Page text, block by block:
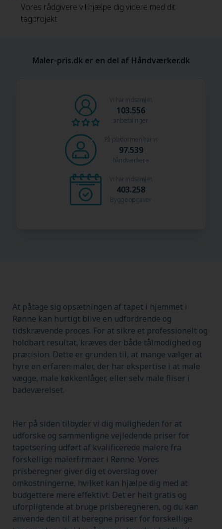
Vores rådgivere vil hjælpe dig videre med dit
tagprojekt
Maler-pris.dk er en del af Håndværker.dk
Vi har indsamlet
103.556
anbefalinger
På platformen har vi
97.539
håndværkere
Vi har indsamlet
403.258
Byggeopgaver
At påtage sig opsætningen af tapet i hjemmet i
Rønne kan hurtigt blive en udfordrende og
tidskrævende proces. For at sikre et professionelt og
holdbart resultat, kræves der både tålmodighed og
præcision. Dette er grunden til, at mange vælger at
hyre en erfaren maler, der har ekspertise i at male
vægge, male køkkenlåger, eller selv male fliser i
badeværelset.
Her på siden tilbyder vi dig muligheden for at
udforske og sammenligne vejledende priser for
tapetsering udført af kvalificerede malere fra
forskellige malerfirmaer i Rønne. Vores
prisberegner giver dig et overslag over
omkostningerne, hvilket kan hjælpe dig med at
budgettere mere effektivt. Det er helt gratis og
uforpligtende at bruge prisberegneren, og du kan
anvende den til at beregne priser for forskellige